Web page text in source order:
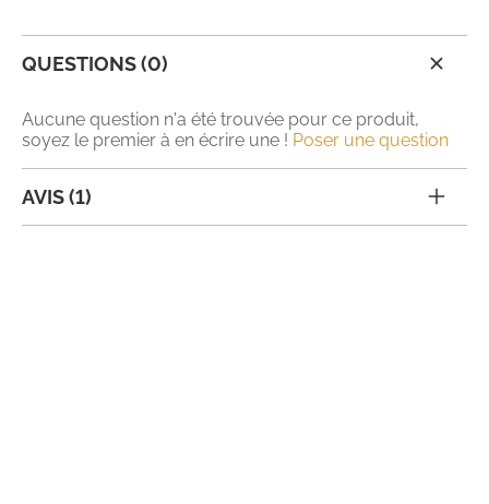
QUESTIONS (0)
Aucune question n'a été trouvée pour ce produit,
soyez le premier à en écrire une ! Poser une question
AVIS (1)